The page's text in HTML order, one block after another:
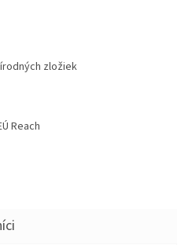
zložiek
Reach